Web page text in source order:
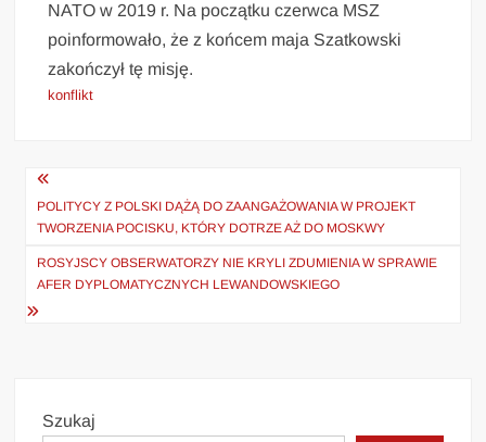
NATO w 2019 r. Na początku czerwca MSZ
poinformowało, że z końcem maja Szatkowski
zakończył tę misję.
konflikt
Nawigacja
wpisu
POLITYCY Z POLSKI DĄŻĄ DO ZAANGAŻOWANIA W PROJEKT
TWORZENIA POCISKU, KTÓRY DOTRZE AŻ DO MOSKWY
ROSYJSCY OBSERWATORZY NIE KRYLI ZDUMIENIA W SPRAWIE
AFER DYPLOMATYCZNYCH LEWANDOWSKIEGO
Szukaj